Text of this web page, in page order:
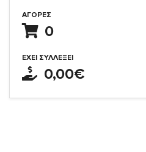
ΑΓΟΡΈΣ
0
ΈΧΕΙ ΣΥΛΛΈΞΕΙ
0,00€